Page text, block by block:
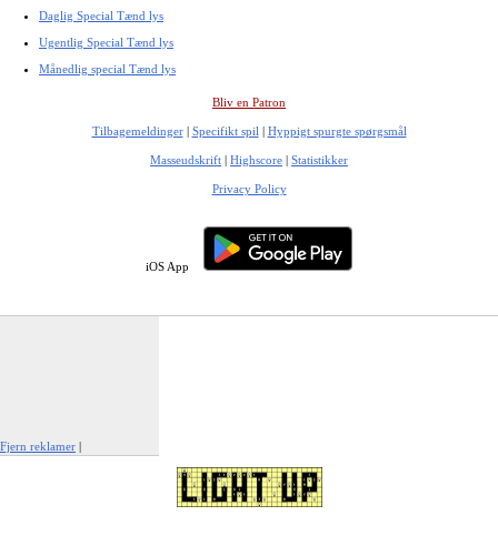
Daglig Special Tænd lys
Ugentlig Special Tænd lys
Månedlig special Tænd lys
Bliv en Patron
Tilbagemeldinger| Specifikt spil | Hyppigt spurgte spørgsmål
Masseudskrift | Highscore | Statistikker
Privacy Policy
iOS App
Fjern reklamer |